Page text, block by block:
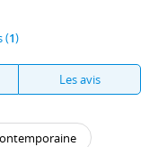
(1)
Les avis